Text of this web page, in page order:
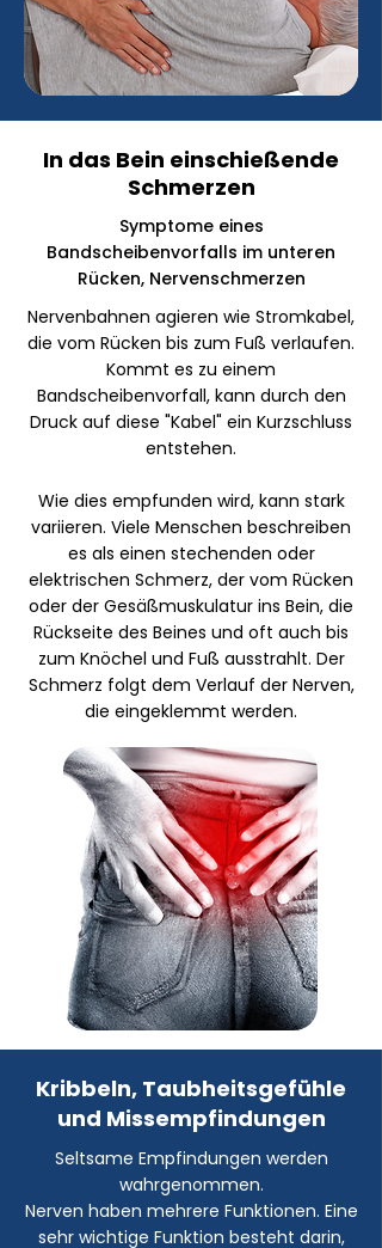
In das Bein einschießende
Schmerzen
Symptome eines
Bandscheibenvorfalls im unteren
Rücken, Nervenschmerzen
Nervenbahnen agieren wie Stromkabel,
die vom Rücken bis zum Fuß verlaufen.
Kommt es zu einem
Bandscheibenvorfall, kann durch den
Druck auf diese "Kabel" ein Kurzschluss
entstehen.
Wie dies empfunden wird, kann stark
variieren. Viele Menschen beschreiben
es als einen stechenden oder
elektrischen Schmerz, der vom Rücken
oder der Gesäßmuskulatur ins Bein, die
Rückseite des Beines und oft auch bis
zum Knöchel und Fuß ausstrahlt. Der
Schmerz folgt dem Verlauf der Nerven,
die eingeklemmt werden.
Kribbeln, Taubheitsgefühle
und Missempfindungen
Seltsame Empfindungen werden
wahrgenommen.
Nerven haben mehrere Funktionen. Eine
sehr wichtige Funktion besteht darin,